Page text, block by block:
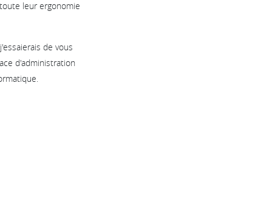
leur ergonomie
de vous
d'administration